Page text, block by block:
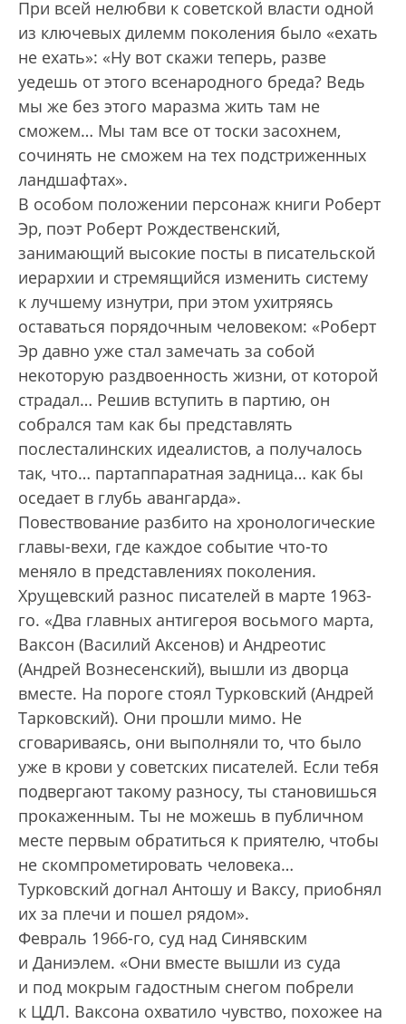
При всей нелюбви к советской власти одной
из ключевых дилемм поколения было «ехать
не ехать»: «Ну вот скажи теперь, разве
уедешь от этого всенародного бреда? Ведь
мы же без этого маразма жить там не
сможем… Мы там все от тоски засохнем,
сочинять не сможем на тех подстриженных
ландшафтах».
В особом положении персонаж книги Роберт
Эр, поэт Роберт Рождественский,
занимающий высокие посты в писательской
иерархии и стремящийся изменить систему
к лучшему изнутри, при этом ухитряясь
оставаться порядочным человеком: «Роберт
Эр давно уже стал замечать за собой
некоторую раздвоенность жизни, от которой
страдал… Решив вступить в партию, он
собрался там как бы представлять
послесталинских идеалистов, а получалось
так, что… партаппаратная зад­ница… как бы
оседает в глубь авангарда».
Повествование разбито на хронологические
главы-вехи, где каждое событие что-то
меняло в представлениях поколения.
Хрущевский разнос писателей в марте 1963-
го. «Два главных антигероя восьмого марта,
Ваксон (Василий Аксенов) и Андреотис
(Андрей Вознесенский), вышли из дворца
вместе. На пороге стоял Турковский (Андрей
Тарковский). Они прошли мимо. Не
сговариваясь, они выполняли то, что было
уже в крови у советских писателей. Если тебя
подвергают такому разносу, ты становишься
прокаженным. Ты не можешь в публичном
месте первым обратиться к прия­телю, чтобы
не скомпрометировать человека…
Турковский догнал Антошу и Ваксу, приобнял
их за плечи и пошел рядом».
Февраль 1966-го, суд над Синявским
и Даниэлем. «Они вместе вышли из суда
и под мокрым гадостным снегом побрели
к ЦДЛ. Ваксона охватило чувство, похожее на